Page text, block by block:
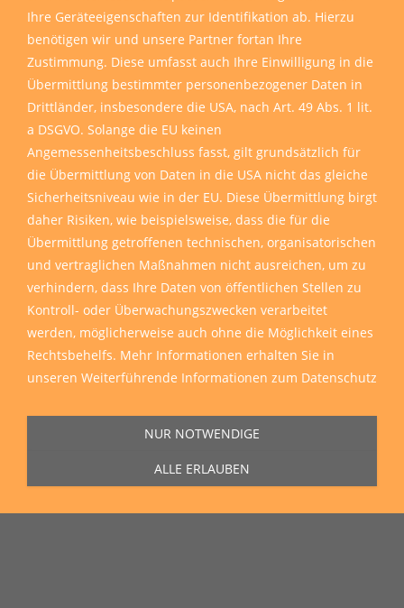
Ihre Geräteeigenschaften zur Identifikation ab. Hierzu
benötigen wir und unsere Partner fortan Ihre
Zustimmung. Diese umfasst auch Ihre Einwilligung in die
Übermittlung bestimmter personenbezogener Daten in
Drittländer, insbesondere die USA, nach Art. 49 Abs. 1 lit.
a DSGVO. Solange die EU keinen
Angemessenheitsbeschluss fasst, gilt grundsätzlich für
die Übermittlung von Daten in die USA nicht das gleiche
Sicherheitsniveau wie in der EU. Diese Übermittlung birgt
daher Risiken, wie beispielsweise, dass die für die
Übermittlung getroffenen technischen, organisatorischen
und vertraglichen Maßnahmen nicht ausreichen, um zu
verhindern, dass Ihre Daten von öffentlichen Stellen zu
Kontroll- oder Überwachungszwecken verarbeitet
werden, möglicherweise auch ohne die Möglichkeit eines
Rechtsbehelfs. Mehr Informationen erhalten Sie in
unseren Weiterführende Informationen zum Datenschutz
NUR NOTWENDIGE
ALLE ERLAUBEN